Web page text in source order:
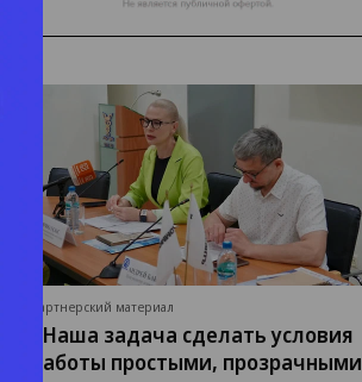
Партнерский материал
«Наша задача сделать условия
работы простыми, прозрачными